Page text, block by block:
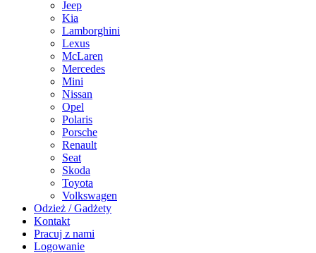
Jeep
Kia
Lamborghini
Lexus
McLaren
Mercedes
Mini
Nissan
Opel
Polaris
Porsche
Renault
Seat
Skoda
Toyota
Volkswagen
Odzież / Gadżety
Kontakt
Pracuj z nami
Logowanie